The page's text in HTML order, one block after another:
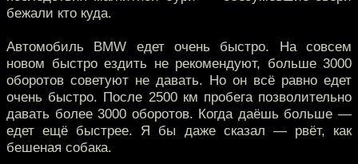
бежали кто куда.
Автомобиль BMW едет очень быстро. На совсем
новом быстро ездить не рекомендуют, больше 3000
оборотов советуют не давать. Но он всё равно едет
очень быстро. После 2500 км пробега позволительно
давать более 3000 оборотов. Когда даёшь больше —
едет ещё быстрее. Я бы даже сказал — рвёт, как
бешеная собака.